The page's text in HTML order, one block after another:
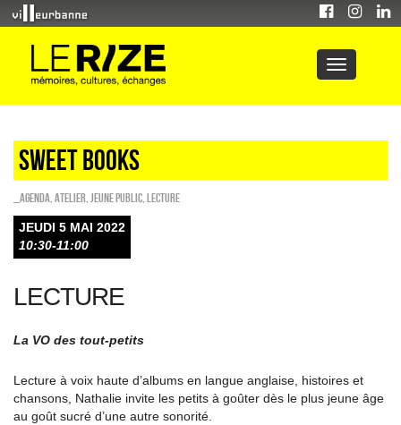
Sweet Books
_Agenda Atelier Jeune public Lecture
JEUDI 5 MAI 2022
10:30-11:00
LECTURE
La VO des tout-petits
Lecture à voix haute d’albums en langue anglaise, histoires et
chansons, Nathalie invite les petits à goûter dès le plus jeune âge
au goût sucré d’une autre sonorité.